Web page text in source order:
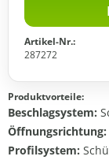
Artikel-Nr.:
287272
Produktvorteile:
Beschlagsystem:
Öffnungsrichtung:
Profilsystem: